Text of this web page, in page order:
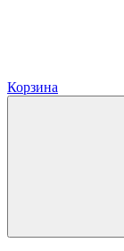
Корзина